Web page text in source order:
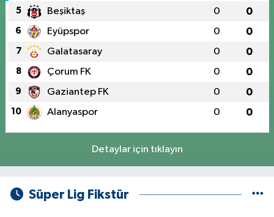
5 Beşiktaş 0 0
6 Eyüpspor 0 0
7 Galatasaray 0 0
8 Çorum FK 0 0
9 Gaziantep FK 0 0
10 Alanyaspor 0 0
Detaylar için tıklayın
Süper Lig Fikstür